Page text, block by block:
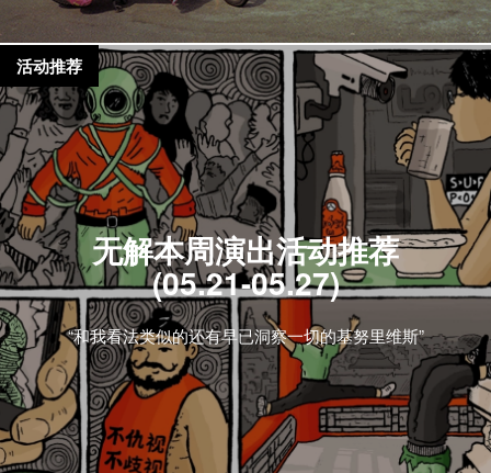
无解本周演出活动推荐
(05.21-05.27)
“和我看法类似的还有早已洞察一切的基努里维斯”
活动推荐